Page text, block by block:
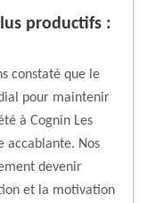
productifs :
constaté que le
pour maintenir
à Cognin Les
accablante. Nos
devenir
et la motivation